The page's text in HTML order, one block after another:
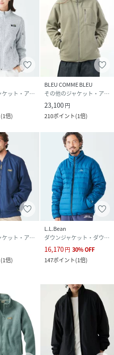
その他のジャケット・アウター
(1倍)
BLEU COMME BLEU
その他のジャケット・アウター
23,100円
210ポイント(1倍)
その他のジャケット・アウター
(1倍)
L.L.Bean
ダウンジャケット・ダウンベスト
16,170円 30%OFF
147ポイント(1倍)